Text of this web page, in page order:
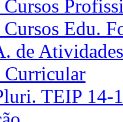
Cursos
Cursos Edu.
de Atividades
Curricular
TEIP 14-